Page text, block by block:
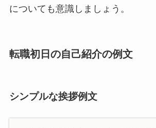
についても意識しましょう。
転職初日の自己紹介の例文
シンプルな挨拶例文